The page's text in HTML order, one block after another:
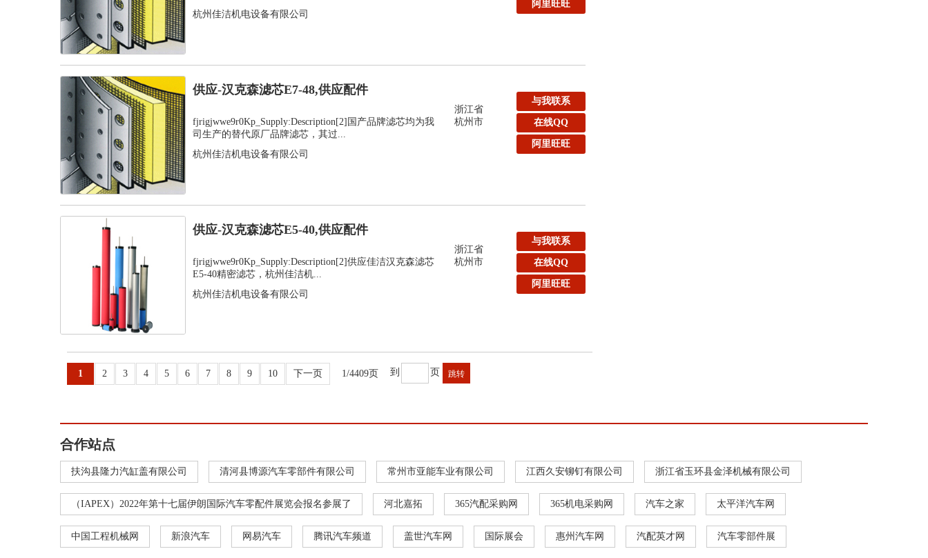
杭州佳洁机电设备有限公司
阿里旺旺
供应-汉克森滤芯E7-48,供应配件
fjrigjwwe9r0Kp_Supply:Description[2]国产品牌滤芯均为我
司生产的替代原厂品牌滤芯，其过...
杭州佳洁机电设备有限公司
浙江省
杭州市
与我联系
在线QQ
阿里旺旺
供应-汉克森滤芯E5-40,供应配件
fjrigjwwe9r0Kp_Supply:Description[2]供应佳洁汉克森滤芯
E5-40精密滤芯，杭州佳洁机...
杭州佳洁机电设备有限公司
浙江省
杭州市
与我联系
在线QQ
阿里旺旺
1 2 3 4 5 6 7 8 9 10 下一页 1/4409页 到 页
合作站点
扶沟县隆力汽缸盖有限公司 清河县博源汽车零部件有限公司 常州市亚能车业有限公司 江西久安铆钉有限公司 浙江省玉环县金泽机械有限公司
（IAPEX）2022年第十七届伊朗国际汽车零配件展览会报名参展了 河北嘉拓 365汽配采购网 365机电采购网 汽车之家 太平洋汽车网
中国工程机械网 新浪汽车 网易汽车 腾讯汽车频道 盖世汽车网 国际展会 惠州汽车网 汽配英才网 汽车零部件展